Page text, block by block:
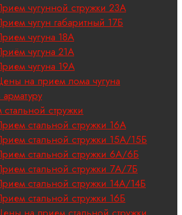
чугунной стружки 23А
чугун габаритный 17Б
чугуна 18A
чугуна 21А
чугуна 19А
на прием лома чугуна
арматуру
стружки
стальной стружки 16А
стальной стружки 15А/15Б
стальной стружки 6А/6Б
стальной стружки 7А/7Б
стальной стружки 14А/14Б
стальной стружки 16Б